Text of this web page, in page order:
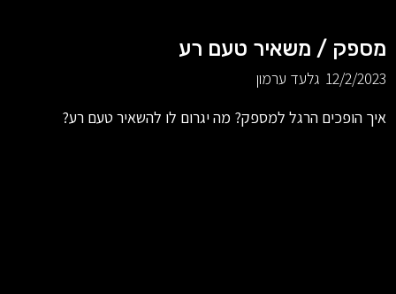
מספק / משאיר טעם רע
12/2/2023 גלעד ערמון
איך הופכים הרגל למספק? מה יגרום לו להשאיר טעם רע?